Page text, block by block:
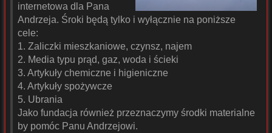
internetowa dla Pana
Andrzeja. Śroki będą tylko i wyłącznie na poniższe
cele:
1. Zaliczki mieszkaniowe, czynsz, najem
2. Media typu prąd, gaz, woda i ścieki
3. Artykuły chemiczne i higieniczne
4. Artykuły spożywcze
5. Ubrania
Jako fundacja również przeznaczymy środki materialne
by pomóc Panu Andrzejowi.